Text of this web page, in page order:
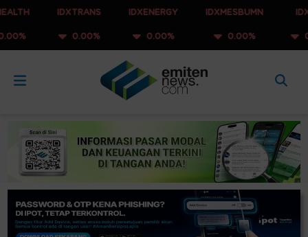
IDXTRANS
0.00%
IDXENERGY
0.00%
IDXMESBUMN
0.00%
IDXQ30
0.00%